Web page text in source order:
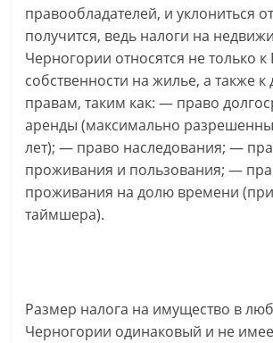
правообладателей, и уклониться
получится, ведь налоги на
Черногории относятся не только
собственности на жилье, а также к
правам, таким как: — право
аренды (максимально
лет); — право наследования; —
проживания и пользования; —
проживания на долю времени
таймшера).
Размер налога на имущество в
Черногории одинаковый и не